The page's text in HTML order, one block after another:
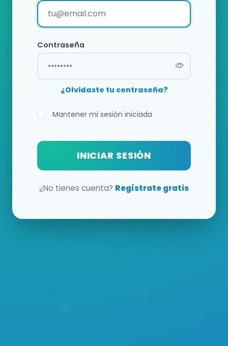
Contraseña
¿Olvidaste tu contraseña?
Mantener mi sesión iniciada
INICIAR SESIÓN
¿No tienes cuenta? Regístrate gratis